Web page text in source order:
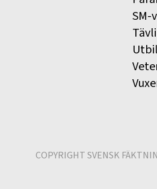
SM-
COPYRIGHT SVENSK